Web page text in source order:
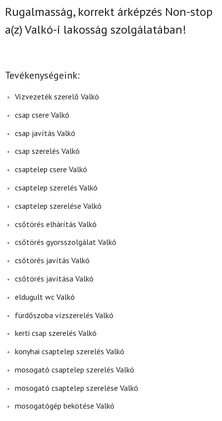
Rugalmasság, korrekt árképzés Non-stop
a(z)Valkó-i lakosság szolgálatában!
Tevékenységeink:
Vízvezeték szerelő Valkó
csap csere Valkó
csap javítás Valkó
csap szerelés Valkó
csaptelep csere Valkó
csaptelep szerelés Valkó
csaptelep szerelése Valkó
csőtörés elhárítás Valkó
csőtörés gyorsszolgálat Valkó
csőtörés javítás Valkó
csőtörés javítása Valkó
eldugult wc Valkó
fürdőszoba vízszerelés Valkó
kerti csap szerelés Valkó
konyhai csaptelep szerelés Valkó
mosogató csaptelep szerelés Valkó
mosogató csaptelep szerelése Valkó
mosogatógép bekötése Valkó